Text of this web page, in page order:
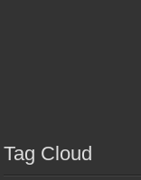
Tag Cloud